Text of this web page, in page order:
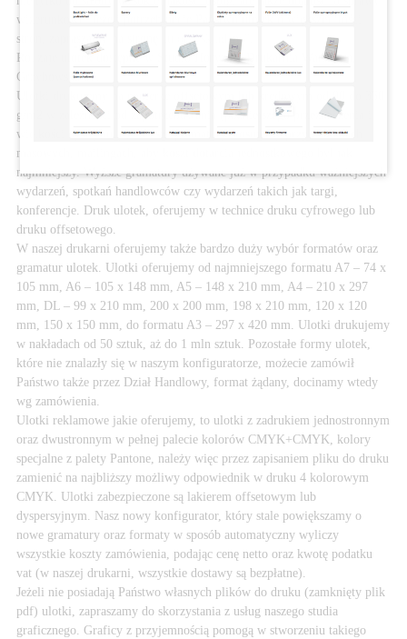
wizerunkowe. Jeżeli potrzebujecie Państwo ulotek o większej ilości
stron, zapraszamy na stronę
„ulotki składane”
Rodzaje ulotek dostępne w Studio Horyzont Drukarnia Warszawa,
Grzybowska 87.
Ulotki drukujemy na papierze offsetowym lub kredowym od 90 do 350
g/m2 w zależności od zapotrzebowania (późniejszego przeznaczenia i
wielkości dystrybucji). Niższe gramatury stosujemy przy nakładach
masowych, mailingach, aby koszt dotarcia jednostkowego był jak
najmniejszy. Wyższe gramatury używane już w przypadku ważniejszych
wydarzeń, spotkań handlowców czy wydarzeń takich jak targi,
konferencje. Druk ulotek, oferujemy w technice druku cyfrowego lub
druku offsetowego.
W naszej drukarni oferujemy także bardzo duży wybór formatów oraz
gramatur ulotek. Ulotki oferujemy od najmniejszego formatu A7 – 74 x
105 mm, A6 – 105 x 148 mm, A5 – 148 x 210 mm, A4 – 210 x 297
mm, DL – 99 x 210 mm, 200 x 200 mm, 198 x 210 mm, 120 x 120
mm, 150 x 150 mm, do formatu A3 – 297 x 420 mm. Ulotki drukujemy
w nakładach od 50 sztuk, aż do 1 mln sztuk. Pozostałe formy ulotek,
które nie znalazły się w naszym konfiguratorze, możecie zamówił
Państwo także przez Dział Handlowy, format żądany, docinamy wtedy
wg zamówienia.
Ulotki reklamowe jakie oferujemy, to ulotki z zadrukiem jednostronnym
oraz dwustronnym w pełnej palecie kolorów CMYK+CMYK, kolory
specjalne z palety Pantone, należy więc przez zapisaniem pliku do druku
zamienić na najbliższy możliwy odpowiednik w druku 4 kolorowym
CMYK. Ulotki zabezpieczone są lakierem offsetowym lub
dyspersyjnym. Nasz nowy konfigurator, który stale powiększamy o
nowe gramatury oraz formaty w sposób automatyczny wyliczy
wszystkie koszty zamówienia, podając cenę netto oraz kwotę podatku
vat (w naszej drukarni, wszystkie dostawy są bezpłatne).
Jeżeli nie posiadają Państwo własnych plików do druku (zamknięty plik
pdf) ulotki, zapraszamy do skorzystania z usług naszego studia
graficznego. Graficy z przyjemnością pomogą w stworzeniu takiego